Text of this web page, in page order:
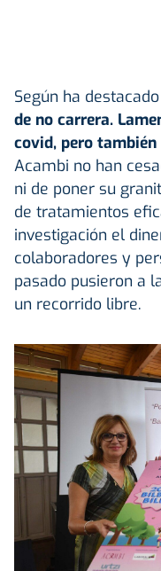
Según ha
de no carrera.
covid, pero también
Acambi no han
ni de poner su
de tratamientos
investigación el
colaboradores y
pasado pusieron a
un recorrido libre.